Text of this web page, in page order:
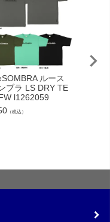
ルース
ブラ LS DRY TE
l1262059
（税込）